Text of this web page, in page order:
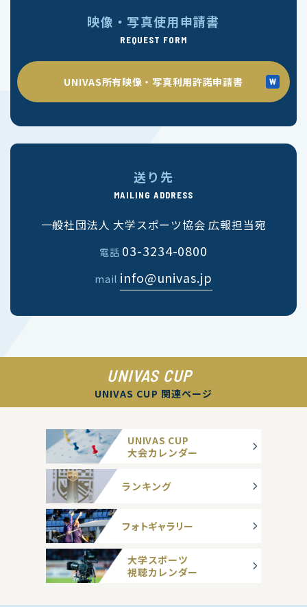
映像・写真使用申請書
REQUEST FORM
UNIVAS所有映像・写真利用許諾申請書
送り先
MAILING ADDRESS
一般社団法人 大学スポーツ協会 広報担当宛
電話 03-3234-0800
mail info@univas.jp
UNIVAS CUP
UNIVAS CUP 関連ページ
UNIVAS CUP
大会カレンダー
ランキング
フォトギャラリー
大学スポーツ
視聴カレンダー